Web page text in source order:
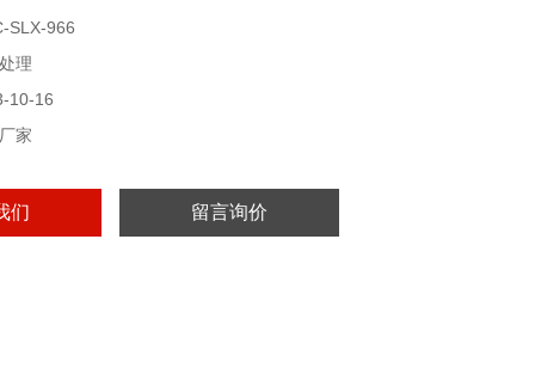
育器材等行业中得到广泛的应用。
SLX-966
理
10-16
家
们 留言询价